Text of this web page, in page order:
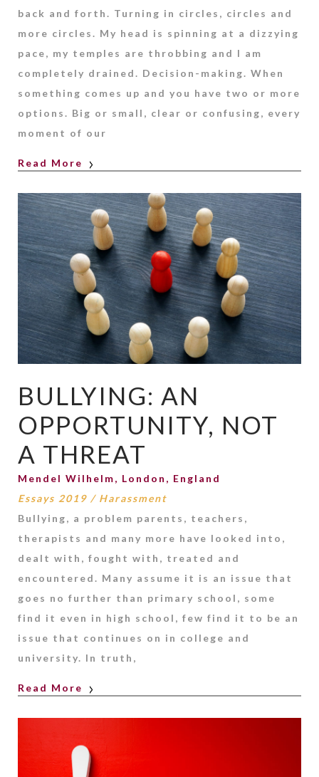
back and forth. Turning in circles, circles and
more circles. My head is spinning at a dizzying
pace, my temples are throbbing and I am
completely drained. Decision-making. When
something comes up and you have two or more
options. Big or small, clear or confusing, every
moment of our
Read More
BULLYING: AN
OPPORTUNITY, NOT
A THREAT
Mendel Wilhelm, London, England
Essays 2019 / Harassment
Bullying, a problem parents, teachers,
therapists and many more have looked into,
dealt with, fought with, treated and
encountered. Many assume it is an issue that
goes no further than primary school, some
find it even in high school, few find it to be an
issue that continues on in college and
university. In truth,
Read More